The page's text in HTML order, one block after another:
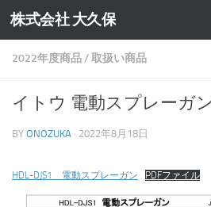
コンテンツへスキップ
株式会社 大久保
2022年度商品/取扱い商品
イトウ 電動スプレーガン
BY ONOZUKA · 2022年8月18日
HDL-DJS1 電動スプレーガン PDFファイル